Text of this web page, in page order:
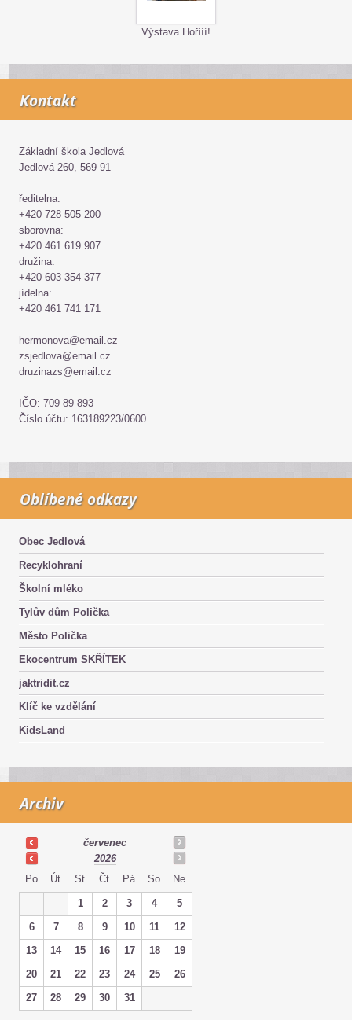
Výstava Hořííí!
Kontakt
Základní škola Jedlová
Jedlová 260, 569 91
ředitelna:
+420 728 505 200
sborovna:
+420 461 619 907
družina:
+420 603 354 377
jídelna:
+420 461 741 171
hermonova@email.cz
zsjedlova@email.cz
druzinazs@email.cz
IČO: 709 89 893
Číslo účtu: 163189223/0600
Oblíbené odkazy
Obec Jedlová
Recyklohraní
Školní mléko
Tylův dům Polička
Město Polička
Ekocentrum SKŘÍTEK
jaktridit.cz
Klíč ke vzdělání
KidsLand
Archiv
červenec
2026
Po
Út St Čt Pá So Ne
1 2 3 4
5
6
7 8 9 10 11
12
13
14 15 16 17 18
19
20
21 22 23 24 25
26
27
28 29 30 31